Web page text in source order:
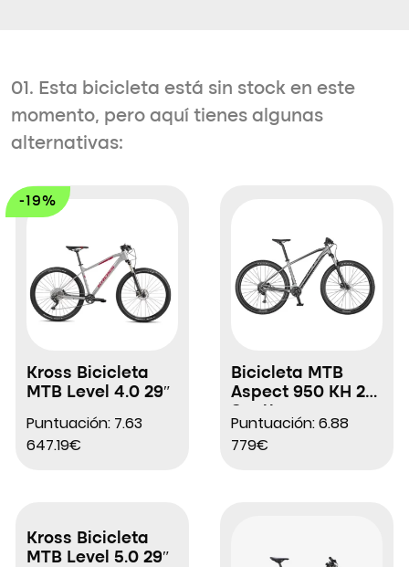
01. Esta bicicleta está sin stock en este
momento, pero aquí tienes algunas
alternativas:
-19%
Kross Bicicleta
MTB Level 4.0 29″
Puntuación: 7.63
647.19€
Bicicleta MTB
Aspect 950 KH 29″
Puntuación: 6.88
779€
Kross Bicicleta
MTB Level 5.0 29″